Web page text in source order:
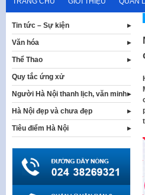
Tin tức – Sự kiện
Văn hóa
Thể Thao
Quy tắc ứng xử
Người Hà Nội thanh lịch, văn minh
Hà Nội đẹp và chưa đẹp
Tiêu điểm Hà Nội